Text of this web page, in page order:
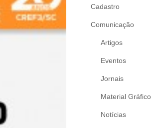
Cadastro
Comunicação
Artigos
Eventos
Jornais
Material Gráfico
Notícias